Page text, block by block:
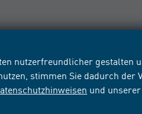
nutzerfreundlicher gestalten
stimmen Sie dadurch der
und unserer